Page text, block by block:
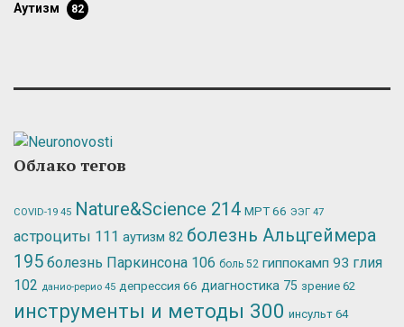
аутизм 82
Облако тегов
COVID-19 45 Nature&Science 214 МРТ66 ЭЭГ 47
астроциты 111 аутизм 82 болезнь Альцгеймера
195 болезнь Паркинсона 106 боль 52 гиппокамп 93 глия
102 данио-рерио 45 депрессия 66 диагностика 75 зрение 62
инструменты и методы 300 инсульт 64